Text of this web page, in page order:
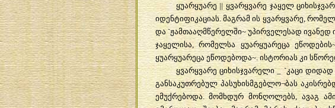
ყუარყუარე|| ყვარყვარე ჯაყელ
იდენტიფიკაციას. მაგრამ ის ყვარყვარე,
და`ჟამთააღმწერელში~უპირველესად ივანედ
ჯაყელისა, რომელსა ყუარყუარეცა ეწოდების
ყუარყუარეცა ეწოდებოდა~.ისტორიას კი
ყვარყვარე ციხისჯვარელი_ `კაცი დიდად
განსაკუთრებულ პასუხისმგებლო¬ბას
ემუქრებოდა.მომხდურ მონღოლებს,ავაგ